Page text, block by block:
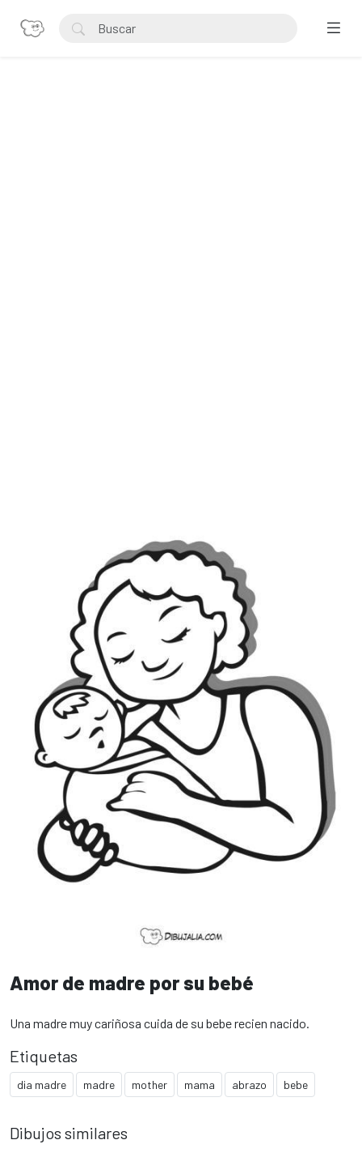
Amor de madre por su bebé
Una madre muy cariñosa cuida de su bebe recien nacido.
Etiquetas
dia madre madre mother mama abrazo bebe
Dibujos similares